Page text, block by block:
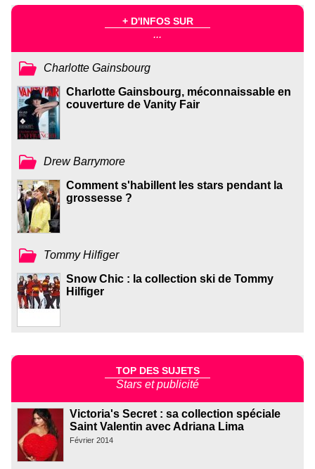
+ D'INFOS SUR
...
Charlotte Gainsbourg
Charlotte Gainsbourg, méconnaissable en
couverture de Vanity Fair
Drew Barrymore
Comment s'habillent les stars pendant la
grossesse ?
Tommy Hilfiger
Snow Chic : la collection ski de Tommy
Hilfiger
TOP DES SUJETS
Stars et publicité
Victoria's Secret : sa collection spéciale
Saint Valentin avec Adriana Lima
Février 2014